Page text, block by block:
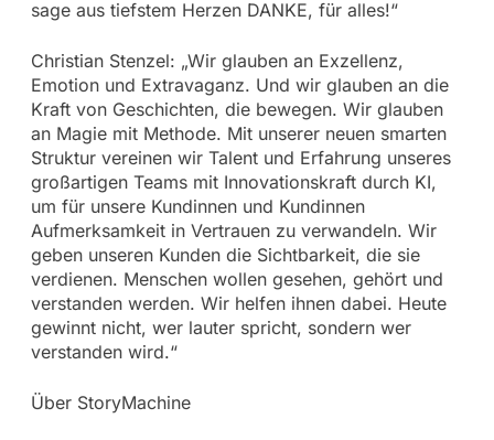
sage aus tiefstem Herzen DANKE, für alles!“
Christian Stenzel: „Wir glauben an Exzellenz,
Emotion und Extravaganz. Und wir glauben an die
Kraft von Geschichten, die bewegen. Wir glauben
an Magie mit Methode. Mit unserer neuen smarten
Struktur vereinen wir Talent und Erfahrung unseres
großartigen Teams mit Innovationskraft durch KI,
um für unsere Kundinnen und Kundinnen
Aufmerksamkeit in Vertrauen zu verwandeln. Wir
geben unseren Kunden die Sichtbarkeit, die sie
verdienen. Menschen wollen gesehen, gehört und
verstanden werden. Wir helfen ihnen dabei. Heute
gewinnt nicht, wer lauter spricht, sondern wer
verstanden wird.“
Über StoryMachine